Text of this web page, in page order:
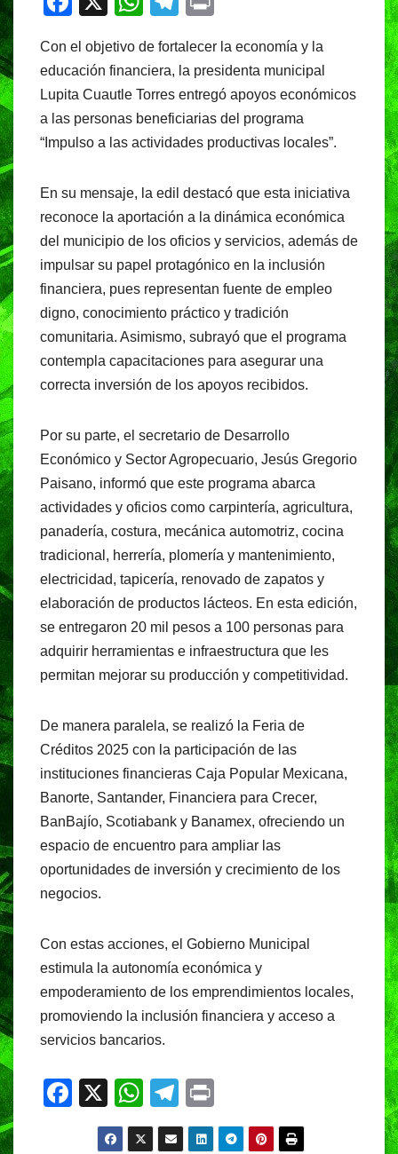
c
e
b
o
k
at
s
A
p
e
gr
a
m
t
Con el objetivo de fortalecer la economía y la
educación financiera, la presidenta municipal
Lupita Cuautle Torres entregó apoyos económicos
a las personas beneficiarias del programa
“Impulso a las actividades productivas locales”.
En su mensaje, la edil destacó que esta iniciativa
reconoce la aportación a la dinámica económica
del municipio de los oficios y servicios, además de
impulsar su papel protagónico en la inclusión
financiera, pues representan fuente de empleo
digno, conocimiento práctico y tradición
comunitaria. Asimismo, subrayó que el programa
contempla capacitaciones para asegurar una
correcta inversión de los apoyos recibidos.
Por su parte, el secretario de Desarrollo
Económico y Sector Agropecuario, Jesús Gregorio
Paisano, informó que este programa abarca
actividades y oficios como carpintería, agricultura,
panadería, costura, mecánica automotriz, cocina
tradicional, herrería, plomería y mantenimiento,
electricidad, tapicería, renovado de zapatos y
elaboración de productos lácteos. En esta edición,
se entregaron 20 mil pesos a 100 personas para
adquirir herramientas e infraestructura que les
permitan mejorar su producción y competitividad.
De manera paralela, se realizó la Feria de
Créditos 2025 con la participación de las
instituciones financieras Caja Popular Mexicana,
Banorte, Santander, Financiera para Crecer,
BanBajío, Scotiabank y Banamex, ofreciendo un
espacio de encuentro para ampliar las
oportunidades de inversión y crecimiento de los
negocios.
Con estas acciones, el Gobierno Municipal
estimula la autonomía económica y
empoderamiento de los emprendimientos locales,
promoviendo la inclusión financiera y acceso a
servicios bancarios.
F
X
W
h
T
el in